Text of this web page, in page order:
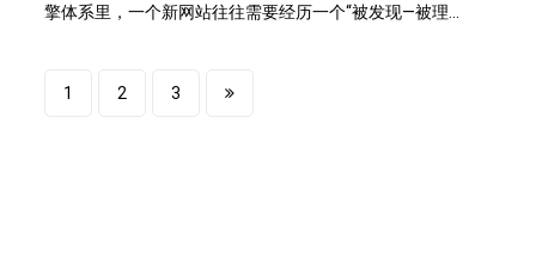
擎体系里，一个新网站往往需要经历一个“被发现—被理...
1 2 3